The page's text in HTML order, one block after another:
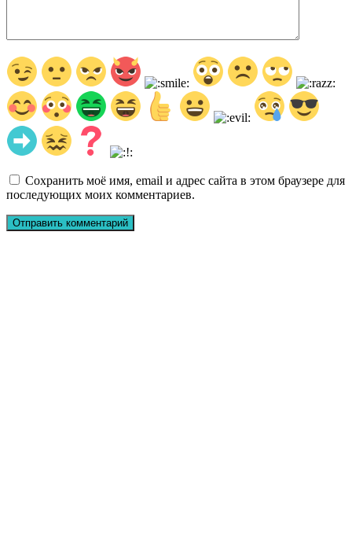
Сохранить моё имя, email и адрес сайта в этом браузере для
последующих моих комментариев.